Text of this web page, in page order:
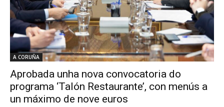
A CORUÑA
Aprobada unha nova convocatoria do
programa ‘Talón Restaurante’, con menús a
un máximo de nove euros